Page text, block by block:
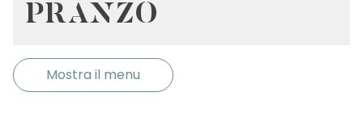
PRANZO
Mostra il menu